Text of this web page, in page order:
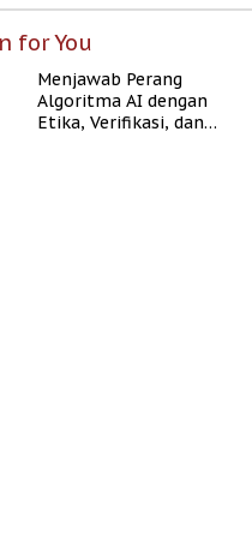
for You
Menjawab Perang
Algoritma AI dengan
Etika, Verifikasi, dan